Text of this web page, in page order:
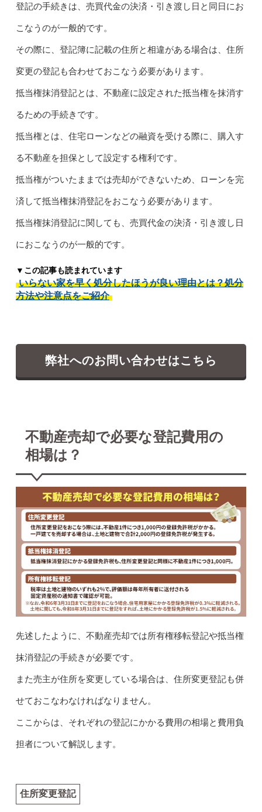
登記の手続きは、売買代金の決済・引き渡し日と同日にお
こなうのが一般的です。
その際に、登記簿に記載の住所と相違がある場合は、住所
変更の登記も合わせておこなう必要があります。
抵当権抹消登記とは、不動産に設定された抵当権を抹消す
るための手続きです。
抵当権とは、住宅ローンなどの融資を受ける際に、購入す
る不動産を担保として設定する権利です。
抵当権がついたままでは売却ができないため、ローンを完
済して抵当権抹消登記をおこなう必要があります。
抵当権抹消登記に関しても、売買代金の決済・引き渡し日
におこなうのが一般的です。
▼この記事も読まれています
いらない家を早く処分したほうが良い理由とは？処分
方法や注意点をご紹介
弊社へのお問い合わせはこちら
不動産売却で必要な登記費用の
相場は？
先述したように、不動産売却では所有権移転登記や抵当権
抹消登記の手続きが必要です。
また売主が住所を変更している場合は、住所変更登記も併
せておこなわなければなりません。
ここからは、それぞれの登記にかかる費用の相場と費用負
担者について解説します。
住所変更登記